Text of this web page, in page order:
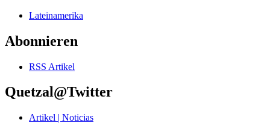
Lateinamerika
Abonnieren
RSS Artikel
Quetzal@Twitter
Artikel | Noticias